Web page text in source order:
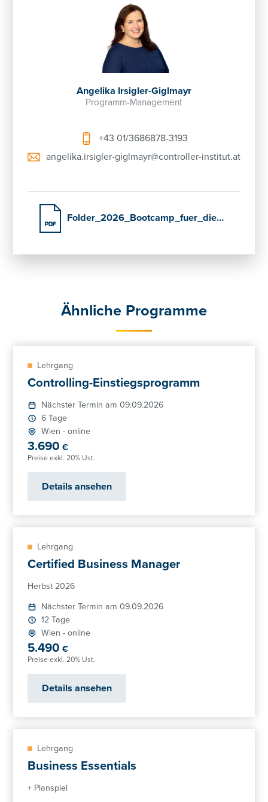
Angelika Irsigler-Giglmayr
Programm-Management
+43 01/3686878-3193
angelika.irsigler-giglmayr@controller-institut.at
Folder_2026_Bootcamp_fuer_die_Geschaeftsfuehrung
Ähnliche Programme
Lehrgang
Controlling-Einstiegsprogramm
Nächster Termin am 09.09.2026
6 Tage
Wien - online
3.690 €
Preise exkl. 20% Ust.
Details ansehen
Lehrgang
Certified Business Manager
Herbst 2026
Nächster Termin am 09.09.2026
12 Tage
Wien - online
5.490 €
Preise exkl. 20% Ust.
Details ansehen
Lehrgang
Business Essentials
+ Planspiel